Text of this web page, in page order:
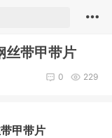
丝带甲带片
229
0
甲带片